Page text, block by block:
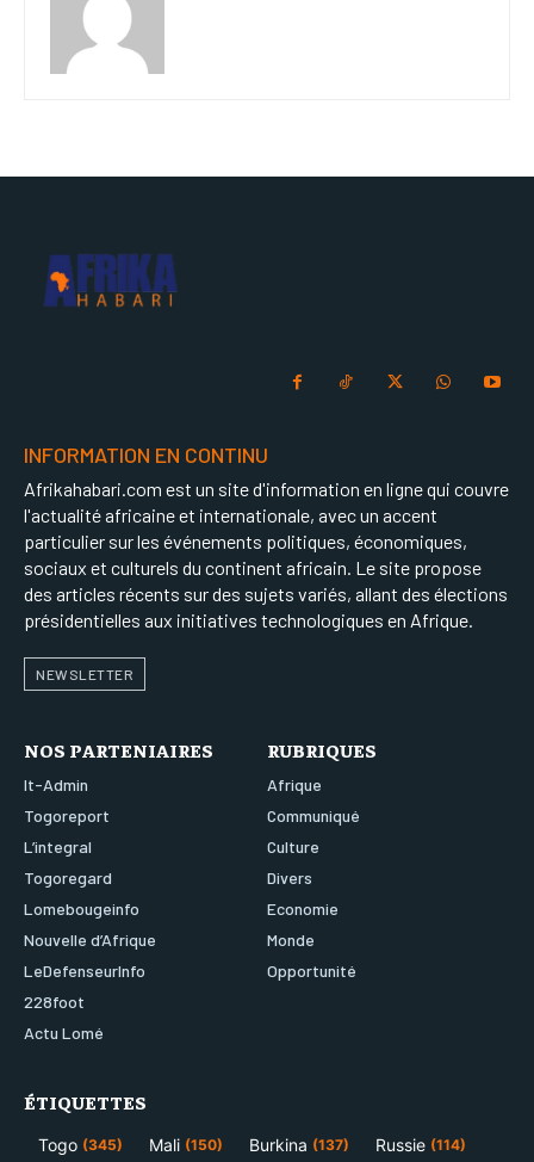
INFORMATION EN CONTINU
Afrikahabari.com est un site d'information en ligne qui couvre
l'actualité africaine et internationale, avec un accent
particulier sur les événements politiques, économiques,
sociaux et culturels du continent africain. Le site propose
des articles récents sur des sujets variés, allant des élections
présidentielles aux initiatives technologiques en Afrique.
NEWSLETTER
NOS PARTENIAIRES
It-Admin
Togoreport
L’integral
Togoregard
Lomebougeinfo
Nouvelle d’Afrique
LeDefenseurInfo
228foot
Actu Lomé
RUBRIQUES
Afrique
Communiqué
Culture
Divers
Economie
Monde
Opportunité
ÉTIQUETTES
Togo (345) Mali (150) Burkina (137) Russie (114)